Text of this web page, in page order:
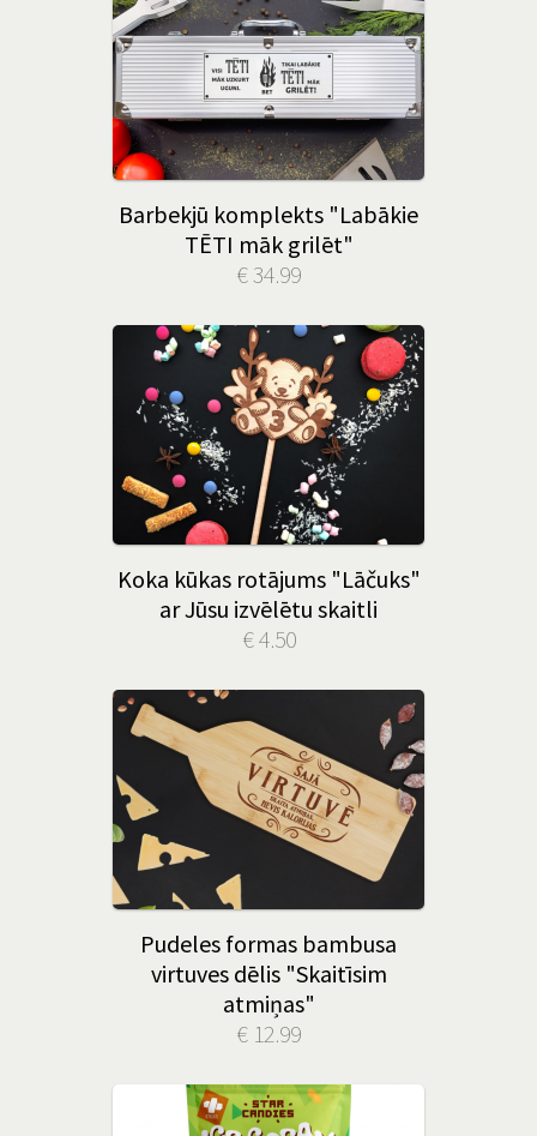
Barbekjū komplekts "Labākie
TĒTI māk grilēt"
€ 34.99
Koka kūkas rotājums "Lāčuks"
ar Jūsu izvēlētu skaitli
€ 4.50
Pudeles formas bambusa
virtuves dēlis "Skaitīsim
atmiņas"
€ 12.99